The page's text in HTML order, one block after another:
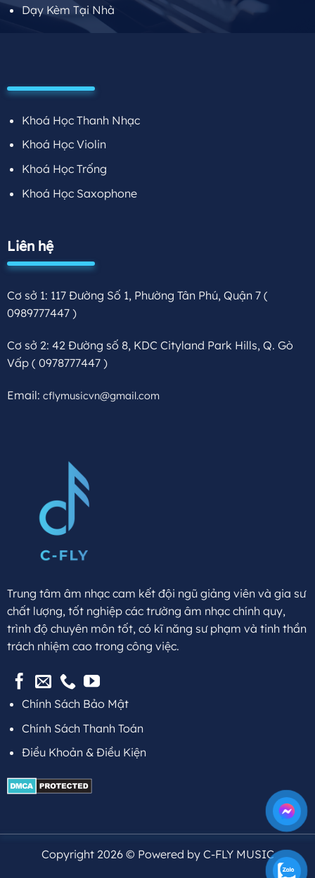
Dạy Kèm Tại Nhà
Khoá Học Thanh Nhạc
Khoá Học Violin
Khoá Học Trống
Khoá Học Saxophone
Liên hệ
Cơ sở 1: 117 Đường Số 1, Phường Tân Phú, Quận 7 (
0989777447 )
Cơ sở 2: 42 Đường số 8, KDC Cityland Park Hills, Q. Gò
Vấp( 0978777447 )
Email: cflymusicvn@gmail.com
Trung tâm âm nhạc cam kết đội ngũ giảng viên và gia sư
chất lượng, tốt nghiệp các trường âm nhạc chính quy,
trình độ chuyên môn tốt, có kĩ năng sư phạm và tinh thần
trách nhiệm cao trong công việc.
Chính Sách Bảo Mật
Chính Sách Thanh Toán
Điều Khoản & Điều Kiện
Copyright 2026 © Powered by C-FLY MUSIC